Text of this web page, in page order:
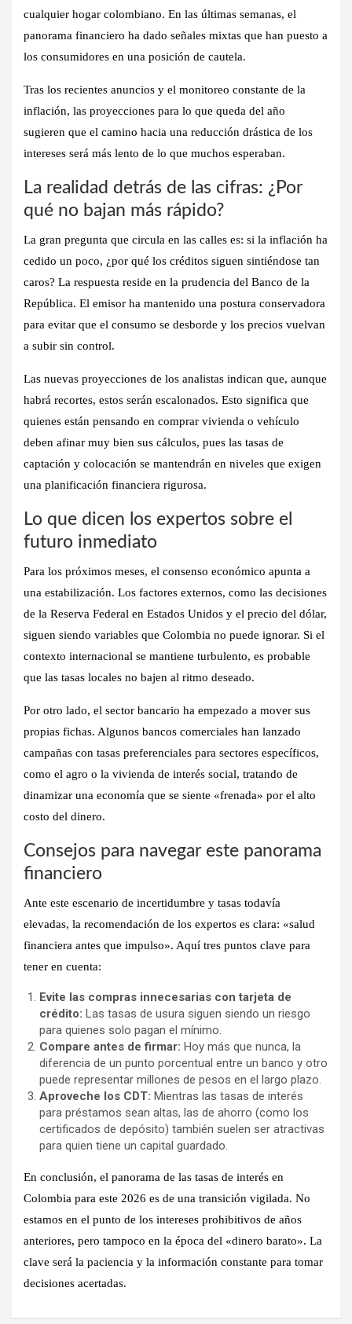
cualquier hogar colombiano. En las últimas semanas, el
panorama financiero ha dado señales mixtas que han puesto a
los consumidores en una posición de cautela.
Tras los recientes anuncios y el monitoreo constante de la
inflación, las proyecciones para lo que queda del año
sugieren que el camino hacia una reducción drástica de los
intereses será más lento de lo que muchos esperaban.
La realidad detrás de las cifras: ¿Por
qué no bajan más rápido?
La gran pregunta que circula en las calles es: si la inflación ha
cedido un poco, ¿por qué los créditos siguen sintiéndose tan
caros? La respuesta reside en la prudencia del Banco de la
República. El emisor ha mantenido una postura conservadora
para evitar que el consumo se desborde y los precios vuelvan
a subir sin control.
Las nuevas proyecciones de los analistas indican que, aunque
habrá recortes, estos serán escalonados. Esto significa que
quienes están pensando en comprar vivienda o vehículo
deben afinar muy bien sus cálculos, pues las tasas de
captación y colocación se mantendrán en niveles que exigen
una planificación financiera rigurosa.
Lo que dicen los expertos sobre el
futuro inmediato
Para los próximos meses, el consenso económico apunta a
una estabilización. Los factores externos, como las decisiones
de la Reserva Federal en Estados Unidos y el precio del dólar,
siguen siendo variables que Colombia no puede ignorar. Si el
contexto internacional se mantiene turbulento, es probable
que las tasas locales no bajen al ritmo deseado.
Por otro lado, el sector bancario ha empezado a mover sus
propias fichas. Algunos bancos comerciales han lanzado
campañas con tasas preferenciales para sectores específicos,
como el agro o la vivienda de interés social, tratando de
dinamizar una economía que se siente «frenada» por el alto
costo del dinero.
Consejos para navegar este panorama
financiero
Ante este escenario de incertidumbre y tasas todavía
elevadas, la recomendación de los expertos es clara: «salud
financiera antes que impulso». Aquí tres puntos clave para
tener en cuenta:
Evite las compras innecesarias con tarjeta de
crédito: Las tasas de usura siguen siendo un riesgo
para quienes solo pagan el mínimo.
Compare antes de firmar: Hoy más que nunca, la
diferencia de un punto porcentual entre un banco y otro
puede representar millones de pesos en el largo plazo.
Aproveche los CDT: Mientras las tasas de interés
para préstamos sean altas, las de ahorro (como los
certificados de depósito) también suelen ser atractivas
para quien tiene un capital guardado.
En conclusión, el panorama de las tasas de interés en
Colombia para este 2026 es de una transición vigilada. No
estamos en el punto de los intereses prohibitivos de años
anteriores, pero tampoco en la época del «dinero barato». La
clave será la paciencia y la información constante para tomar
decisiones acertadas.